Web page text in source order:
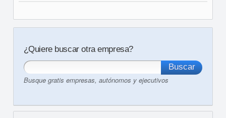
¿Quiere buscar otra empresa?
Busque gratis empresas, autónomos y ejecutivos